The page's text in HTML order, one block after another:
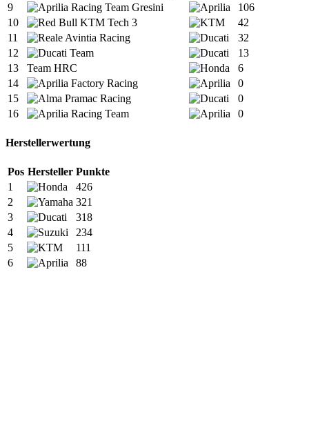
9
106
10
42
11
32
12
13
13
Team HRC
6
14
0
15
0
16
0
Herstellerwertung
Pos Hersteller Punkte
1
426
2
321
3
318
4
234
5
111
6
88